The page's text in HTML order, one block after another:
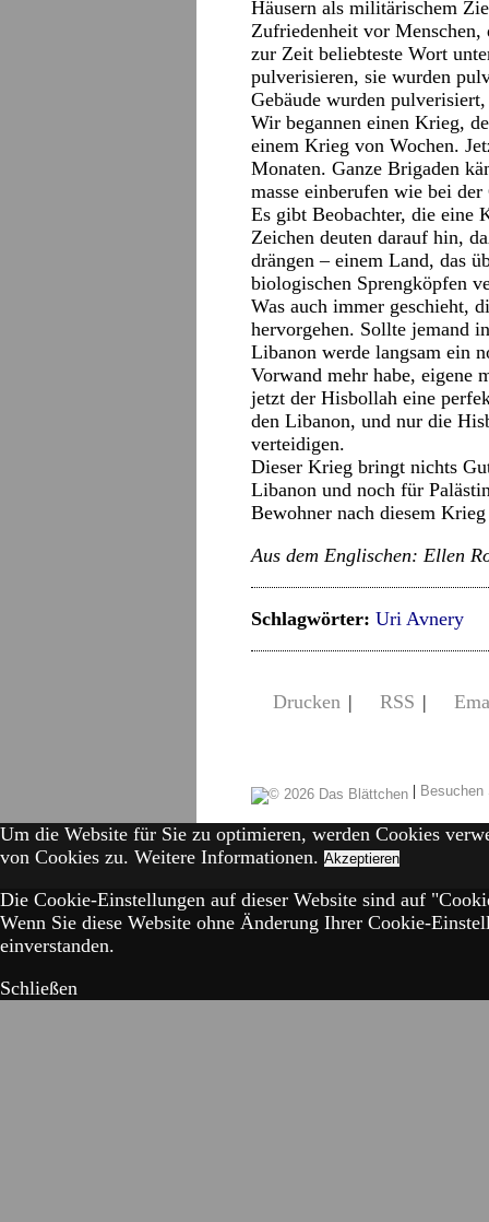
Häusern als militärischem
Zufriedenheit vor Menschen,
zur Zeit beliebteste Wort
pulverisieren, sie wurden
Gebäude wurden
Wir begannen einen Krieg,
einem Krieg von Wochen.
Monaten. Ganze Brigaden
masse einberufen wie bei
Es gibt Beobachter, die eine
Zeichen deuten darauf hin,
drängen – einem Land, das
biologischen Sprengköpfen
Was auch immer geschieht,
hervorgehen. Sollte jemand
Libanon werde langsam ein
Vorwand mehr habe, eigene
jetzt der Hisbollah eine
den Libanon, und nur die
verteidigen.
Dieser Krieg bringt nichts
Libanon und noch für
Bewohner nach diesem
Aus dem Englischen: Ellen
Schlagwörter: Uri Avnery
Drucken | RSS |
|
Um die Website für Sie zu optimieren, werden Cookies
von Cookies zu. Weitere Informationen. Akzeptieren
Die Cookie-Einstellungen auf dieser Website sind auf
Wenn Sie diese Website ohne Änderung Ihrer Cookie-
einverstanden.
Schließen